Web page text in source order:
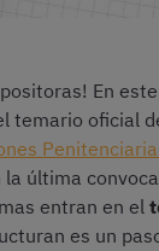
En
temario oficial
última
entran en el
es un